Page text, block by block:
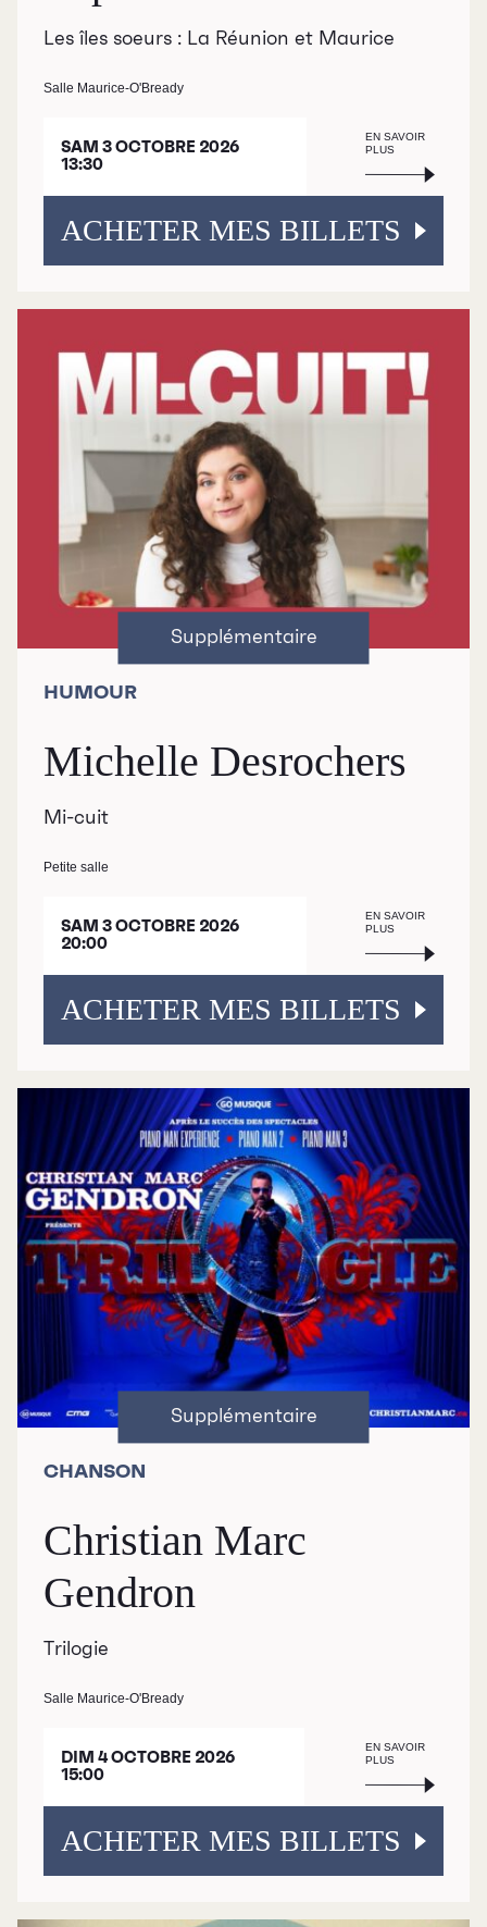
commandites
À propos
Galerie d’art Antoine-
Sirois
Les îles soeurs : La Réunion et Maurice
Salle Maurice-O'Bready
SAM 3 OCTOBRE 2026
13:30
EN SAVOIR
PLUS
ACHETER MES BILLETS
HUMOUR
Michelle Desrochers
Mi-cuit
Petite salle
SAM 3 OCTOBRE 2026
20:00
EN SAVOIR
PLUS
ACHETER MES BILLETS
CHANSON
Christian Marc
Gendron
Trilogie
Salle Maurice-O'Bready
DIM 4 OCTOBRE 2026
15:00
EN SAVOIR
PLUS
ACHETER MES BILLETS